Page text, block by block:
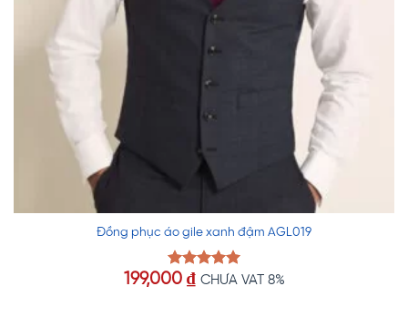
Đồng phục áo gile xanh đậm AGL019
Được xếp
199,000 ₫ CHƯA VAT 8%